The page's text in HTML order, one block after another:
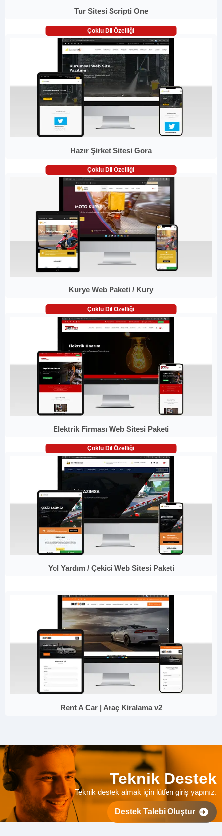
Tur Sitesi Scripti One
Çoklu Dil Özelliği
Hazır Şirket Sitesi Gora
Çoklu Dil Özelliği
Kurye Web Paketi / Kury
Çoklu Dil Özelliği
Elektrik Firması Web Sitesi Paketi
Çoklu Dil Özelliği
Yol Yardım / Çekici Web Sitesi Paketi
Rent A Car | Araç Kiralama v2
Teknik Destek
Teknik destek almak için lütfen giriş yapınız.
Destek Talebi Oluştur